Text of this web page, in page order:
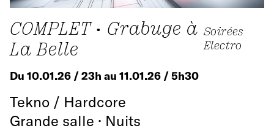
COMPLET • Grabuge à
La Belle
Soirées
Electro
Du 10.01.26 / 23h au 11.01.26 / 5h30
Tekno / Hardcore
Grande salle · Nuits